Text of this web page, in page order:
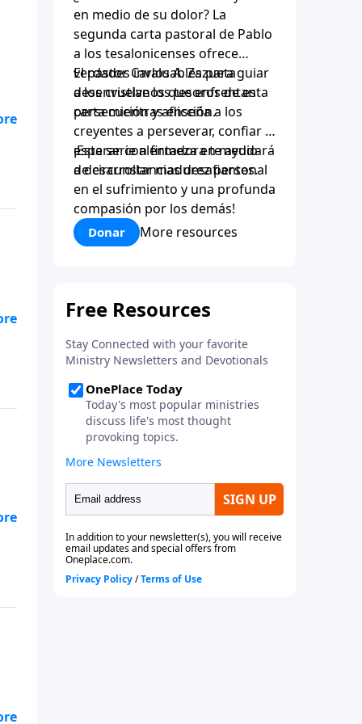
en medio de su dolor? La
segunda carta pastoral de Pablo
a los tesalonicenses ofrece
verdades invaluables para guiar
a los cristianos que enfrentan
persecución y aflicción.
El pastor Carlos A. Zazueta
desenvuelve los tesoros de esta
carta mientras enseña a los
creyentes a perseverar, confiar y
esperar con firmeza en medio
de circunstancias desafiantes.
¡Esta serie alentadora te ayudará
a desarrollar madurez personal
en el sufrimiento y una profunda
compasión por los demás!
Donar More resources